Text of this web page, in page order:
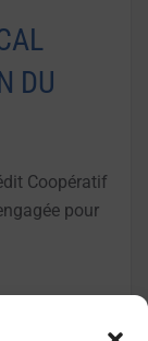
DU
Coopératif
pour